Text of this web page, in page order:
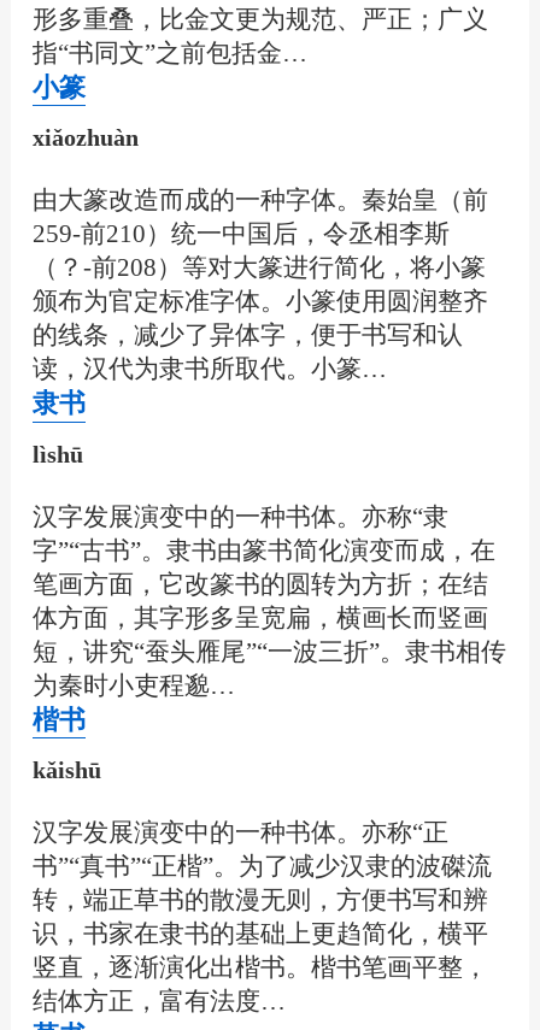
形多重叠，比金文更为规范、严正；广义
指“书同文”之前包括金…
小篆
xiǎozhuàn
由大篆改造而成的一种字体。秦始皇（前
259-前210）统一中国后，令丞相李斯
（？-前208）等对大篆进行简化，将小篆
颁布为官定标准字体。小篆使用圆润整齐
的线条，减少了异体字，便于书写和认
读，汉代为隶书所取代。小篆…
隶书
lìshū
汉字发展演变中的一种书体。亦称“隶
字”“古书”。隶书由篆书简化演变而成，在
笔画方面，它改篆书的圆转为方折；在结
体方面，其字形多呈宽扁，横画长而竖画
短，讲究“蚕头雁尾”“一波三折”。隶书相传
为秦时小吏程邈…
楷书
kǎishū
汉字发展演变中的一种书体。亦称“正
书”“真书”“正楷”。为了减少汉隶的波磔流
转，端正草书的散漫无则，方便书写和辨
识，书家在隶书的基础上更趋简化，横平
竖直，逐渐演化出楷书。楷书笔画平整，
结体方正，富有法度…